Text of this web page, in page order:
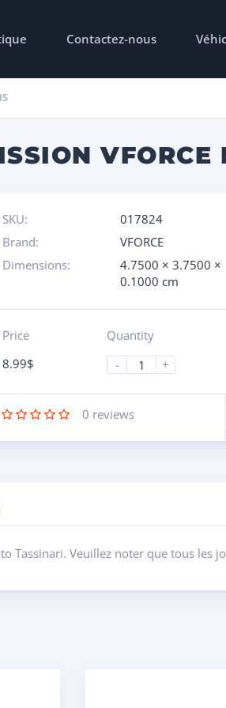
Contactez-nous
VFORCE
SKU: 017824
Brand:
VFORCE
Dimensions:
4.7500 × 3.7500 ×
0.1000 cm
Price
8.99$
Quantity
-
+
0 reviews
Tassinari. Veuillez noter que tous